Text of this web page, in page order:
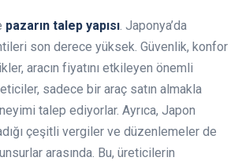
pazarın talep yapısı. Japonya’da
son derece yüksek. Güvenlik, konfor
aracın fiyatını etkileyen önemli
sadece bir araç satın almakla
talep ediyorlar. Ayrıca, Japon
çeşitli vergiler ve düzenlemeler de
arasında. Bu, üreticilerin